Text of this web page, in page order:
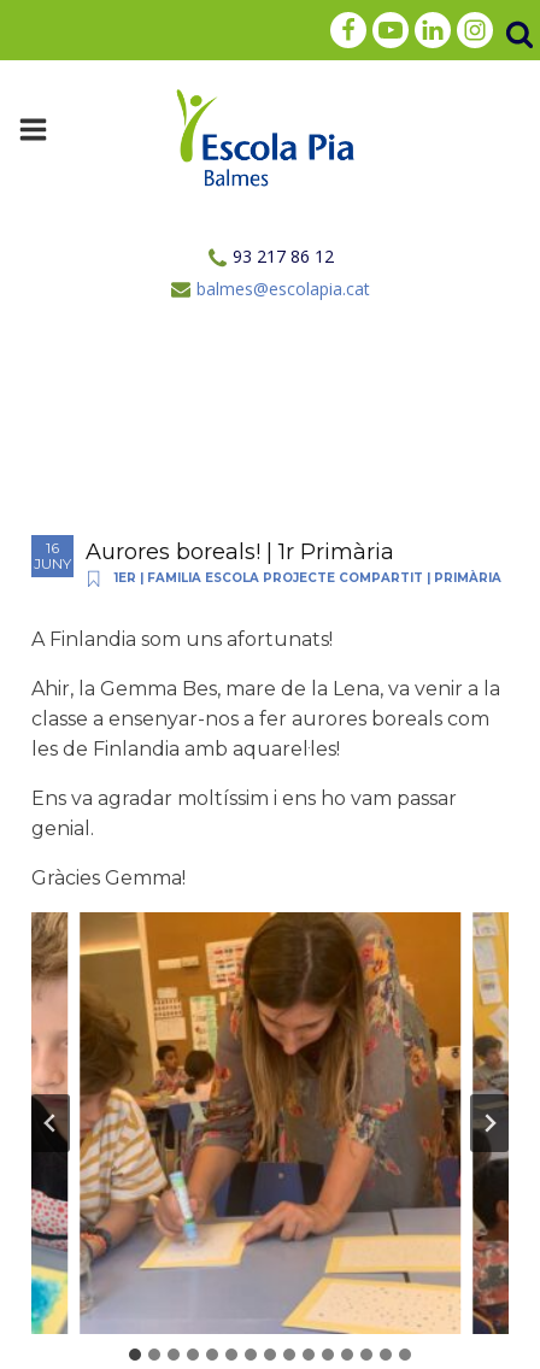
93 217 86 12
balmes@escolapia.cat
16
JUNY
Aurores boreals! | 1r Primària
1ER | FAMILIA ESCOLA PROJECTE COMPARTIT | PRIMÀRIA
A Finlandia som uns afortunats!
Ahir, la Gemma Bes, mare de la Lena, va venir a la
classe a ensenyar-nos a fer aurores boreals com
les de Finlandia amb aquarel·les!
Ens va agradar moltíssim i ens ho vam passar
genial.
Gràcies Gemma!